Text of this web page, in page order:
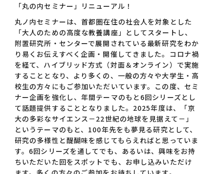
「丸の内セミナー」リニューアル！
丸ノ内セミナーは、首都圏在住の社会人を対象とした
「大人のための高度な教養講座」としてスタートし、
附置研究所・センターで展開されている最新研究をわか
り易くお伝えすべく企画・開催してきました。コロナ禍
を経て、ハイブリッド方式（対面＆オンライン）で実施
することとなり、より多くの、一般の方々や大学生・高
校生の方々にもご参加いただいています。この度、セミ
ナー企画を強化し、年間テーマのもと6回シリーズとし
て話題提供することとなりました。2025年度は、「京
大の多彩なサイエンス－22世紀の地球を見据えて－」
というテーマのもと、100年先をも夢見る研究として、
研究の多様性と醍醐味を感じてもらえればと思っていま
す。6回シリーズを通してでも、あるいは、興味をお持
ちいただいた回をスポットでも、お申し込みいただけ